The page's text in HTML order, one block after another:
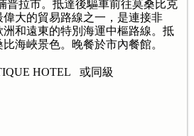
普拉市。抵達後驅車前往莫桑比克
大的貿易路線之一，是連接非
和遠東的特別海運中樞路線。抵
海峽景色。晚餐於市內餐館。
HOTEL 或同級